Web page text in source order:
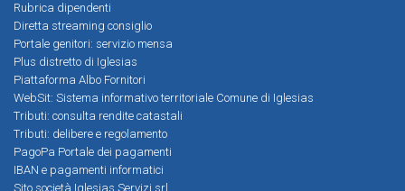
Rubrica dipendenti
Diretta streaming consiglio
Portale genitori: servizio mensa
Plus distretto di Iglesias
Piattaforma Albo Fornitori
WebSit: Sistema informativo territoriale Comune di Iglesias
Tributi: consulta rendite catastali
Tributi: delibere e regolamento
PagoPa Portale dei pagamenti
IBAN e pagamenti informatici
Sito società Iglesias Servizi srl